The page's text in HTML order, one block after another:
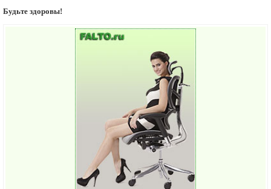
Будьте здоровы!